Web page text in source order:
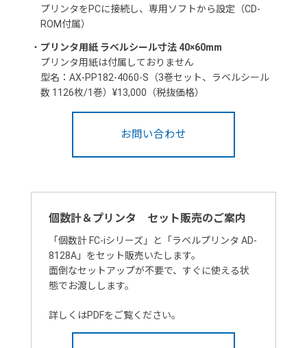
プリンタをPCに接続し、専用ソフトから設定（CD-
ROM付属）
・ プリンタ用紙 ラベルシール寸法 40×60mm
プリンタ用紙は付属しておりません
型名：AX-PP182-4060-S（3巻セット、ラベルシール
数 1126枚/1巻）¥13,000（税抜価格）
お問い合わせ
個数計＆プリンタ セット販売のご案内
「個数計 FC-iシリーズ」と「ラベルプリンタ AD-
8128A」をセット販売いたします。
面倒なセットアップが不要で、すぐに使える状
態でお渡しします。
詳しくはPDFをご覧ください。